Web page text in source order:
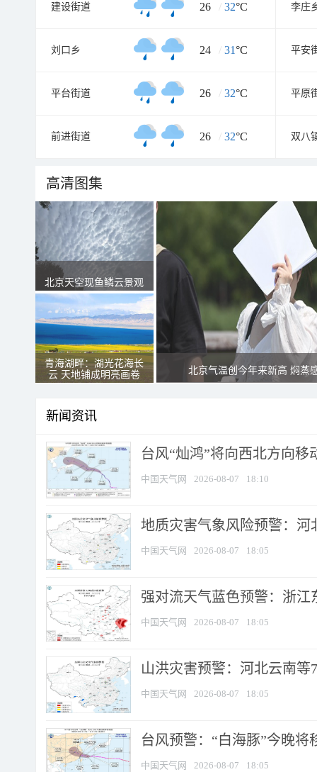
建设街道 26 / 32°C 李庄
刘口乡 24 / 31°C 平安
平台街道 26 / 32°C 平原
前进街道 26 / 32°C 双八
高清图集
北京天空现鱼鳞云景观
青海湖畔：湖光花海长
云 天地铺成明亮画卷
北京气温创今年来新高 焖蒸
新闻资讯
台风“灿鸿”将向西北方向移
中国天气网 2026-08-07 18:10
地质灾害气象风险预警：河
中国天气网 2026-08-07 18:05
强对流天气蓝色预警：浙江
中国天气网 2026-08-07 18:05
山洪灾害预警：河北云南
中国天气网 2026-08-07 18:05
台风预警：“白海豚”今晚将
中国天气网 2026-08-07 18:05